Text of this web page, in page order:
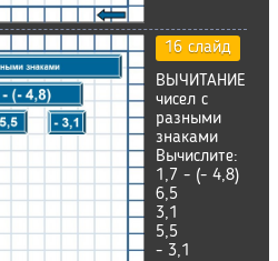
16 слайд
ВЫЧИТАНИЕ
чисел с
разными
знаками
Вычислите:
1,7 - (- 4,8)
6,5
3,1
5,5
- 3,1